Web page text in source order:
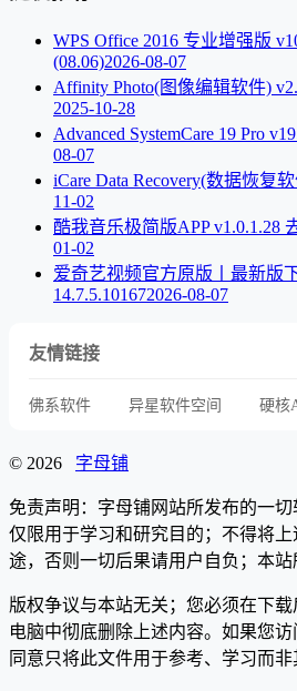
WPS Office 2016 专业增强版
(08.06)2026-08-07
Affinity Photo(图像编辑软件)
2025-10-28
Advanced SystemCare 19 Pro
08-07
iCare Data Recovery(数据恢复
11-02
酷我音乐极简版APP v1.0.1.28
01-02
爱奇艺视频官方原版丨最新版
14.7.5.101672026-08-07
友情链接
佛系软件 异星软件空间 硬核
© 2026 字母铺
免责声明：字母铺网站所发布的一
仅限用于学习和研究目的；不得将
途，否则一切后果请用户自负；本站
版权争议与本站无关；您必须在下
电脑中彻底删除上述内容。如果您
同意只将此文件用于参考、学习而非